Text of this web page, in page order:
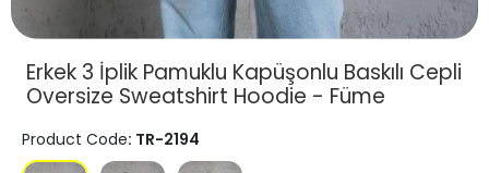
Erkek 3 İplik Pamuklu Kapüşonlu Baskılı Cepli
Oversize Sweatshirt Hoodie - Füme
Product Code: TR-2194